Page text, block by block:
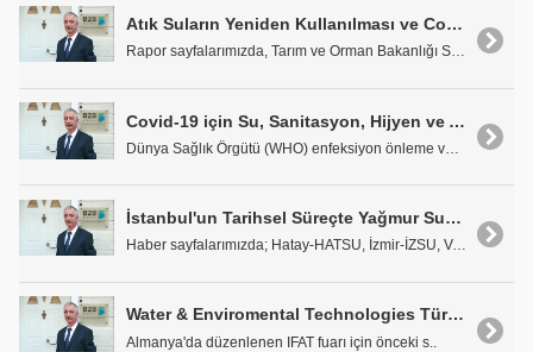
Atık Suların Yeniden Kullanılması ve Covid-19 Virüsünün Bulaşma Riski
Rapor sayfalarımızda, Tarım ve Orman Bakanlığı Su ..
Covid-19 için Su, Sanitasyon, Hijyen ve Atık Yönetimi
İstanbul'un Tarihsel Süreçte Yağmur Suyu Yönetimi
Haber sayfalarımızda; Hatay-HATSU, İzmir-İZSU, Van..
Water & Enviromental Technologies Türkiye
Almanya'da düzenlenen IFAT fuarı için önceki s..